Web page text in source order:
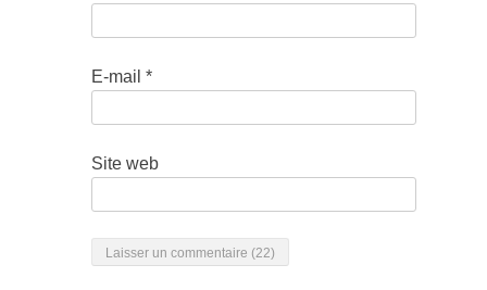
E-mail *
Site web